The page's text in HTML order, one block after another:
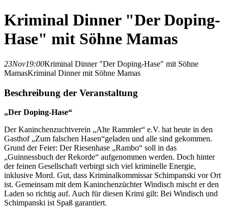
Kriminal Dinner "Der Doping-
Hase" mit Söhne Mamas
23Nov19:00Kriminal Dinner "Der Doping-Hase" mit Söhne
MamasKriminal Dinner mit Söhne Mamas
Beschreibung der Veranstaltung
„Der Doping-Hase“
Der Kaninchenzuchtverein „Alte Rammler“ e.V. hat heute in den
Gasthof „Zum falschen Hasen“geladen und alle sind gekommen.
Grund der Feier: Der Riesenhase „Rambo“ soll in das
„Guinnessbuch der Rekorde“ aufgenommen werden. Doch hinter
der feinen Gesellschaft verbirgt sich viel kriminelle Energie,
inklusive Mord. Gut, dass Kriminalkommissar Schimpanski vor Ort
ist. Gemeinsam mit dem Kaninchenzüchter Windisch mischt er den
Laden so richtig auf. Auch für diesen Krimi gilt: Bei Windisch und
Schimpanski ist Spaß garantiert.